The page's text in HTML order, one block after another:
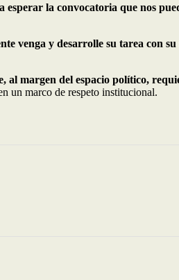
esperar la convocatoria que nos
venga y desarrolle su tarea con
al margen del espacio político,
un marco de respeto institucional.